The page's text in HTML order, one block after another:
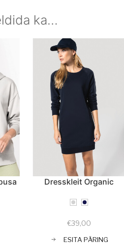
ka…
Dresskleit Organic
€39,00
ESITA PÄRING